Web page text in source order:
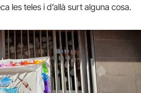
les teles i d’allà surt alguna cosa.